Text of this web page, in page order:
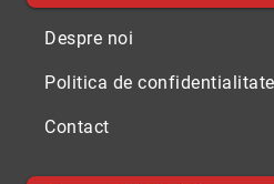
Despre noi
Politica de confidentialitate
Contact